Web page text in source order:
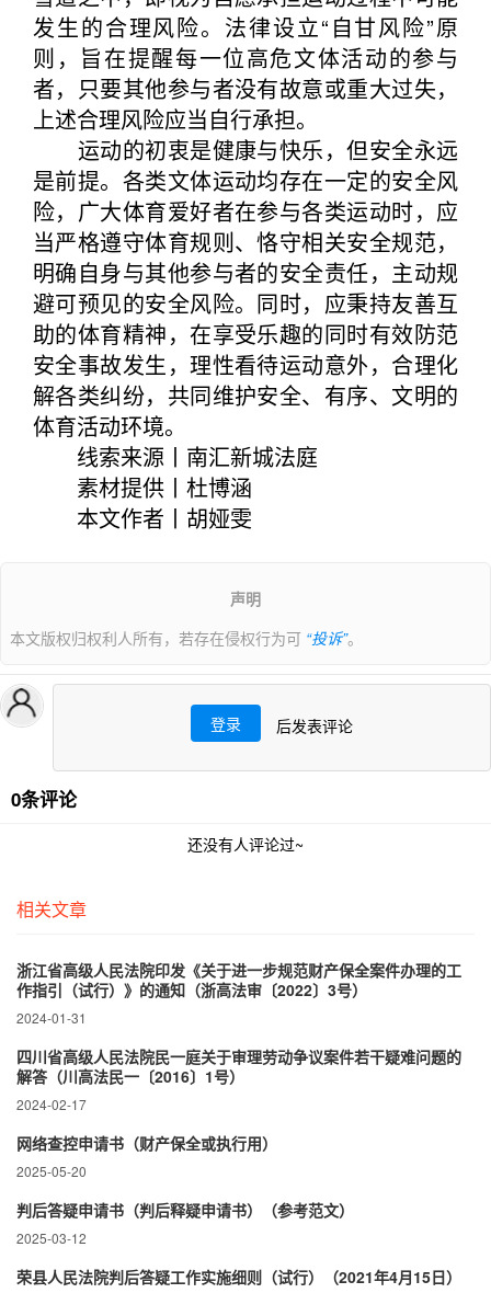
发生的合理风险。法律设立“自甘风险”原
则，旨在提醒每一位高危文体活动的参与
者，只要其他参与者没有故意或重大过失，
上述合理风险应当自行承担。
运动的初衷是健康与快乐，但安全永远
是前提。各类文体运动均存在一定的安全风
险，广大体育爱好者在参与各类运动时，应
当严格遵守体育规则、恪守相关安全规范，
明确自身与其他参与者的安全责任，主动规
避可预见的安全风险。同时，应秉持友善互
助的体育精神，在享受乐趣的同时有效防范
安全事故发生，理性看待运动意外，合理化
解各类纠纷，共同维护安全、有序、文明的
体育活动环境。
线索来源丨南汇新城法庭
素材提供丨杜博涵
本文作者丨胡娅雯
声明
本文版权归权利人所有，若存在侵权行为可 “投诉”。
登录 后发表评论
0条评论
还没有人评论过~
相关文章
浙江省高级人民法院印发《关于进一步规范财产保全案件办理的工
作指引（试行）》的通知（浙高法审〔2022〕3号）
2024-01-31
四川省高级人民法院民一庭关于审理劳动争议案件若干疑难问题的
解答（川高法民一〔2016〕1号）
2024-02-17
网络查控申请书（财产保全或执行用）
2025-05-20
判后答疑申请书（判后释疑申请书）（参考范文）
2025-03-12
荣县人民法院判后答疑工作实施细则（试行）（2021年4月15日）